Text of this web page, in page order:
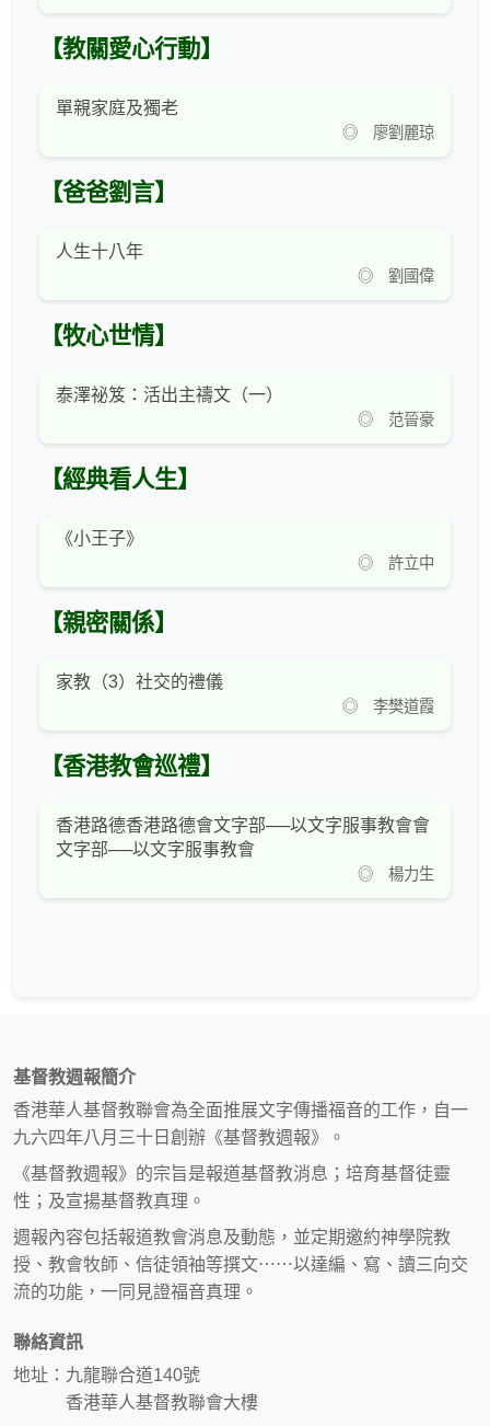
【教關愛心行動】
單親家庭及獨老
◎ 廖劉麗琼
【爸爸劉言】
人生十八年
◎ 劉國偉
【牧心世情】
泰澤祕笈：活出主禱文（一）
◎ 范晉豪
【經典看人生】
《小王子》
◎ 許立中
【親密關係】
家教（3）社交的禮儀
◎ 李樊道霞
【香港教會巡禮】
香港路德香港路德會文字部──以文字服事教會會
文字部──以文字服事教會
◎ 楊力生
基督教週報簡介
香港華人基督教聯會為全面推展文字傳播福音的工作，自一
九六四年八月三十日創辦《基督教週報》。
《基督教週報》的宗旨是報道基督教消息；培育基督徒靈
性；及宣揚基督教真理。
週報內容包括報道教會消息及動態，並定期邀約神學院教
授、教會牧師、信徒領袖等撰文⋯⋯以達編、寫、讀三向交
流的功能，一同見證福音真理。
聯絡資訊
地址：九龍聯合道140號
香港華人基督教聯會大樓